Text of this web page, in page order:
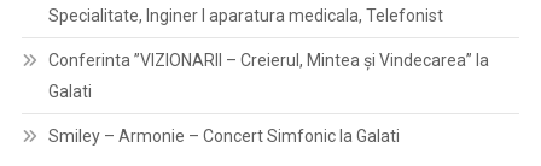
Specialitate, Inginer I aparatura medicala, Telefonist
Conferinta ”VIZIONARII – Creierul, Mintea și Vindecarea” la
Galati
Smiley – Armonie – Concert Simfonic la Galati